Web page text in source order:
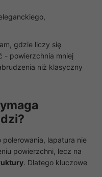
gdzie liczy się
- powierzchnia mniej
niż klasyczny
lapatura nie
powierzchni, lecz na
. Dlatego kluczowe